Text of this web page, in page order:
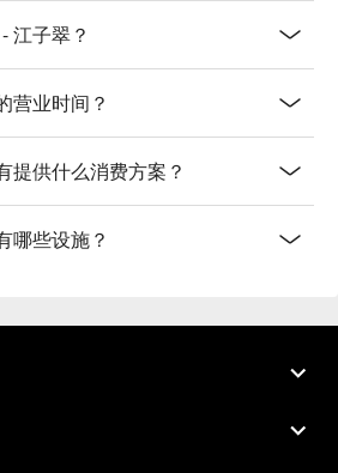
江子翠？
营业时间？
提供什么消费方案？
哪些设施？